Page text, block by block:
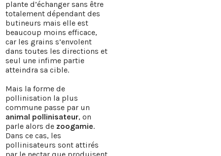
plante d’échanger sans être
totalement dépendant des
butineurs mais elle est
beaucoup moins efficace,
car les grains s’envolent
dans toutes les directions et
seul une infime partie
atteindra sa cible.
Mais la forme de
pollinisation la plus
commune passe par un
animal pollinisateur, on
parle alors de zoogamie.
Dans ce cas, les
pollinisateurs sont attirés
par le nectar que produisent